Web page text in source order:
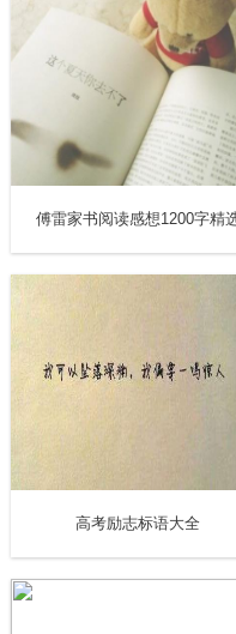
傅雷家书阅读感想1200字精
高考励志标语大全